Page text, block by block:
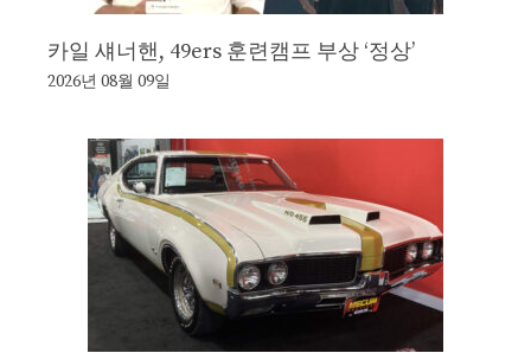
카일 섀너핸, 49ers 훈련캠프 부상 ‘정상’
2026년 08월 09일